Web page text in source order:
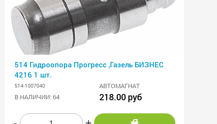
514 Гидроопора Прогресс ,Газель БИЗНЕС
4216 1 шт.
514-1007040
АВТОМАГНАТ
В НАЛИЧИИ: 64
218.00 руб